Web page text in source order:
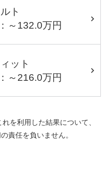
ト
～132.0万円
ット
～216.0万円
を利用した結果について、
責任を負いません。